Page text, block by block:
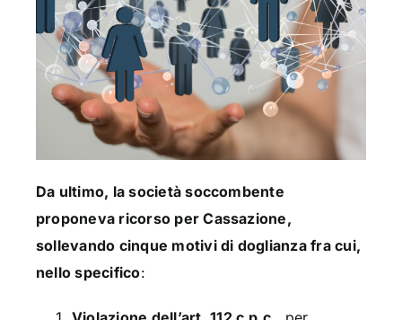
Da ultimo, la società soccombente
proponeva ricorso per Cassazione,
sollevando cinque motivi di doglianza fra cui,
nello specifico: